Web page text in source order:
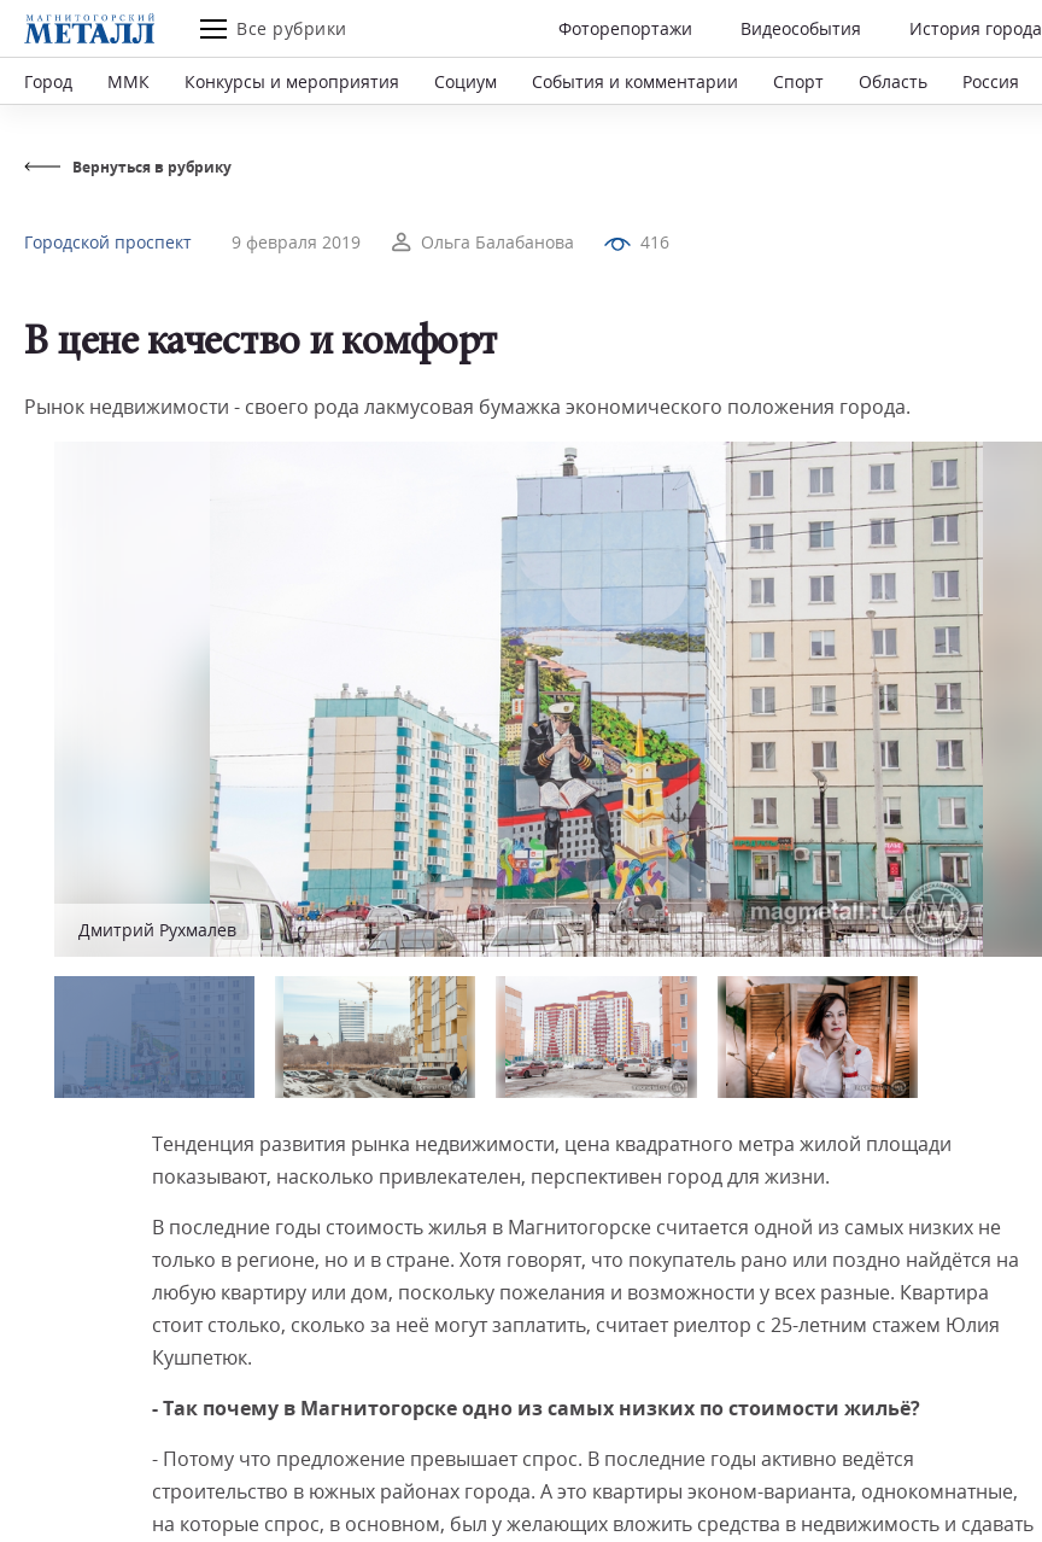
Все рубрики Фоторепортажи Видеособытия История города
Город ММК Конкурсы и мероприятия Социум События и комментарии Спорт Область Россия
Вернуться в рубрику
Городской проспект 9 февраля 2019 Ольга Балабанова 416
В цене качество и комфорт
Рынок недвижимости - своего рода лакмусовая бумажка экономического положения города.
Дмитрий Рухмалев
Тенденция развития рынка недвижимости, цена квадратного метра жилой площади
показывают, насколько привлекателен, перспективен город для жизни.
В последние годы стоимость жилья в Магнитогорске считается одной из самых низких не
только в регионе, но и в стране. Хотя говорят, что покупатель рано или поздно найдётся на
любую квартиру или дом, поскольку пожелания и возможности у всех разные. Квартира
стоит столько, сколько за неё могут заплатить, считает риелтор с 25-летним стажем Юлия
Кушпетюк.
- Так почему в Магнитогорске одно из самых низких по стоимости жильё?
- Потому что предложение превышает спрос. В последние годы активно ведётся
строительство в южных районах города. А это квартиры эконом-варианта, однокомнатные,
на которые спрос, в основном, был у желающих вложить средства в недвижимость и сдавать